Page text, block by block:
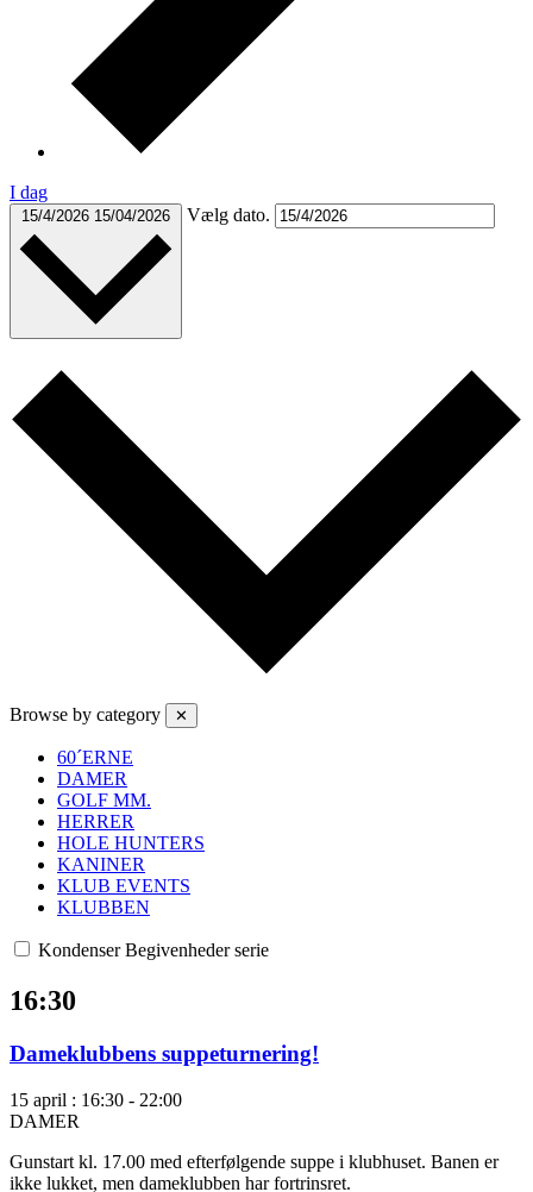
I dag
15/4/2026 15/04/2026 Vælg dato.
Browse by category ✕
60´ERNE
DAMER
GOLF MM.
HERRER
HOLE HUNTERS
KANINER
KLUB EVENTS
KLUBBEN
Kondenser Begivenheder serie
16:30
Dameklubbens suppeturnering!
15 april : 16:30 - 22:00
DAMER
Gunstart kl. 17.00 med efterfølgende suppe i klubhuset. Banen er
ikke lukket, men dameklubben har fortrinsret.